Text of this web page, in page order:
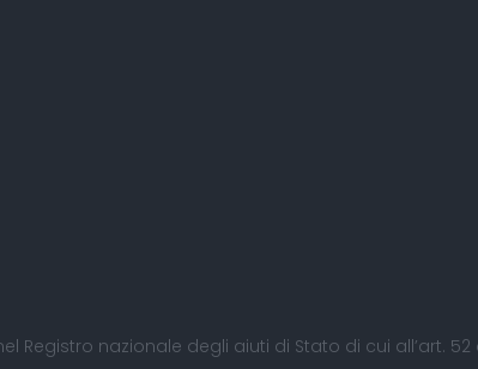
nazionale degli aiuti di Stato di cui all’art. 52